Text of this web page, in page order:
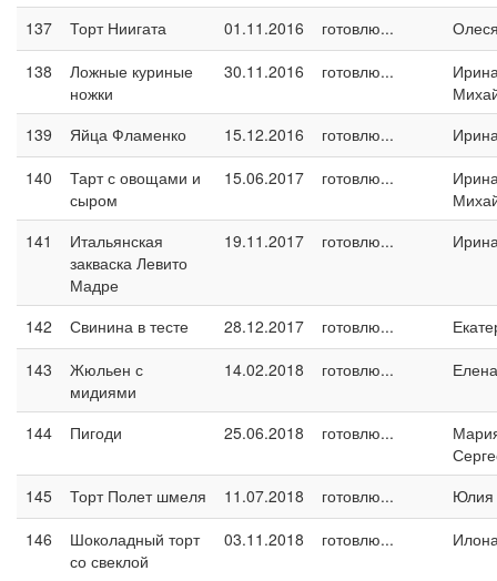
137 Торт Ниигата 01.11.2016 готовлю...
138
Ложные куриные
ножки
30.11.2016 готовлю...
139
Яйца Фламенко 15.12.2016 готовлю...
140
Тарт с овощами и
сыром
15.06.2017 готовлю...
141
Итальянская
закваска Левито
Мадре
19.11.2017 готовлю...
142 Свинина в тесте 28.12.2017 готовлю...
143
Жюльен с
мидиями
14.02.2018 готовлю...
144 Пигоди 25.06.2018 готовлю...
145
Торт Полет шмеля 11.07.2018 готовлю...
Юлия
146
Шоколадный торт
со свеклой
03.11.2018 готовлю...